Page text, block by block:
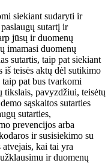
siekiant sudaryti ir
sutartį ir
jūsų ir duomenų
imamasi duomenų
sutartis, taip pat siekiant
teisės aktų dėl sutikimo
pat bus tvarkomi
tikslais, pavyzdžiui, teisėtų
sąskaitos sutarties
sutarties,
prevencijos arba
ir susisiekimo su
kai tai yra
ir duomenų